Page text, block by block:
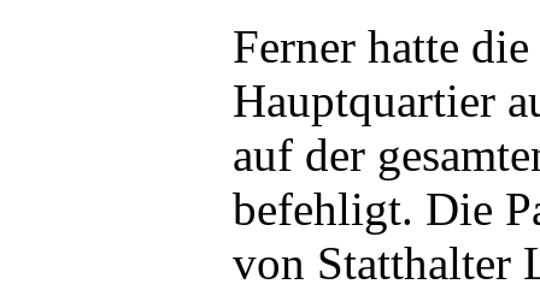
Ferner hatte die
Hauptquartier
auf der
befehligt. Die
von Statthalter